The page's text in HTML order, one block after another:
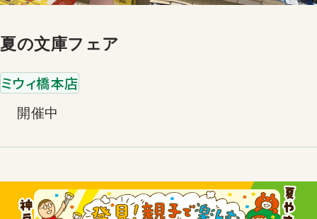
夏の文庫フェア
ミウィ橋本店
開催中